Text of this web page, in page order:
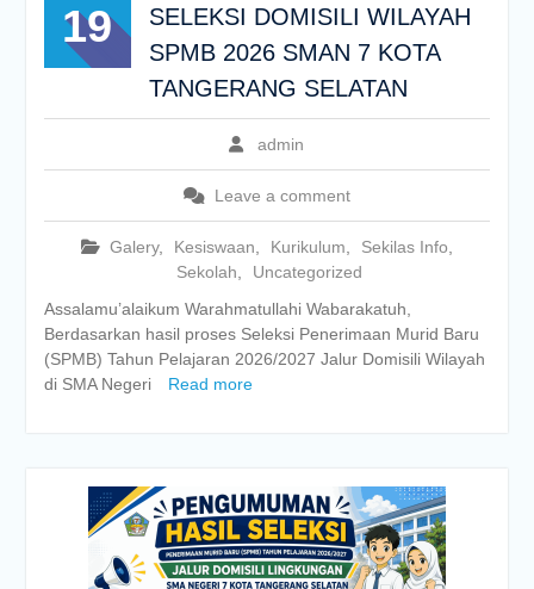
19
SELEKSI DOMISILI WILAYAH
SPMB 2026 SMAN 7 KOTA
TANGERANG SELATAN
admin
Leave a comment
Galery, Kesiswaan Kurikulum Sekilas Info
Sekolah
Uncategorized
Assalamu’alaikum Warahmatullahi Wabarakatuh,
Berdasarkan hasil proses Seleksi Penerimaan Murid Baru
(SPMB) Tahun Pelajaran 2026/2027 Jalur Domisili Wilayah
di SMA Negeri
Read more